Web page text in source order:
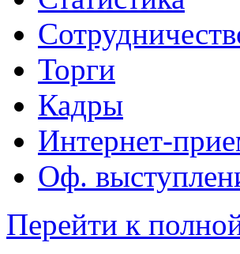
Торги
Кадры
Интернет-
Оф.
Перейти к